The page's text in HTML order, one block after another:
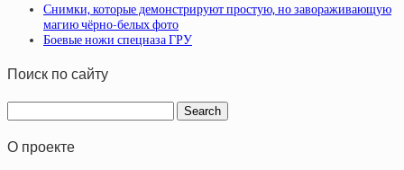
Снимки, которые демонстрируют простую, но завораживающую
магию чёрно-белых фото
Боевые ножи спецназа ГРУ
Поиск по сайту
О проекте